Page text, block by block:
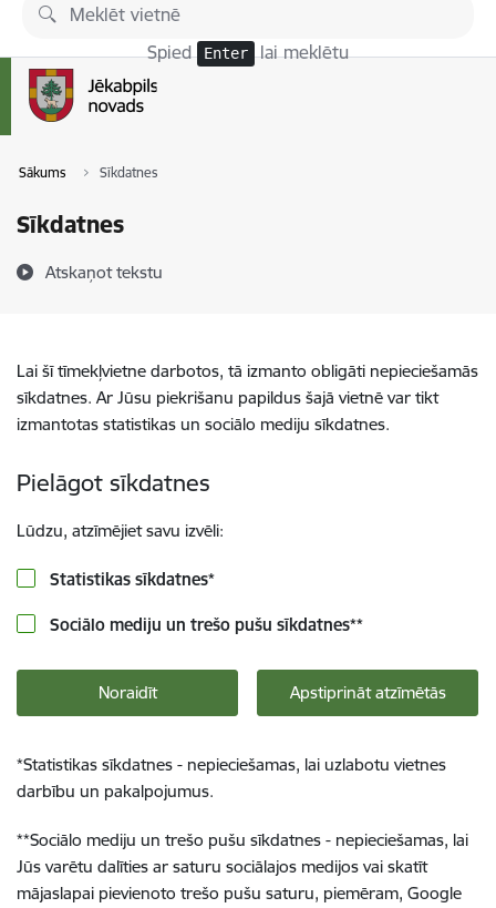
Pāriet uz lapas saturu
Spied Enter lai meklētu
Sākums Sīkdatnes
Sīkdatnes
Atskaņot tekstu
Lai šī tīmekļvietne darbotos, tā izmanto obligāti nepieciešamās
sīkdatnes. Ar Jūsu piekrišanu papildus šajā vietnē var tikt
izmantotas statistikas un sociālo mediju sīkdatnes.
Pielāgot sīkdatnes
Lūdzu, atzīmējiet savu izvēli:
Statistikas sīkdatnes*
Sociālo mediju un trešo pušu sīkdatnes**
Noraidīt Apstiprināt atzīmētās
*Statistikas sīkdatnes - nepieciešamas, lai uzlabotu vietnes
darbību un pakalpojumus.
**Sociālo mediju un trešo pušu sīkdatnes - nepieciešamas, lai
Jūs varētu dalīties ar saturu sociālajos medijos vai skatīt
mājaslapai pievienoto trešo pušu saturu, piemēram, Google